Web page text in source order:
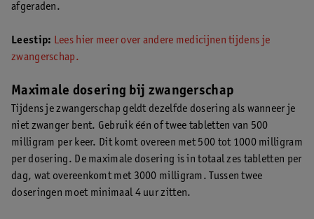
afgeraden.
Leestip: Lees hier meer over andere medicijnen tijdens je
zwangerschap.
Maximale dosering bij zwangerschap
Tijdens je zwangerschap geldt dezelfde dosering als wanneer je
niet zwanger bent. Gebruik één of twee tabletten van 500
milligram per keer. Dit komt overeen met 500 tot 1000 milligram
per dosering. De maximale dosering is in totaal zes tabletten per
dag, wat overeenkomt met 3000 milligram. Tussen twee
doseringen moet minimaal 4 uur zitten.